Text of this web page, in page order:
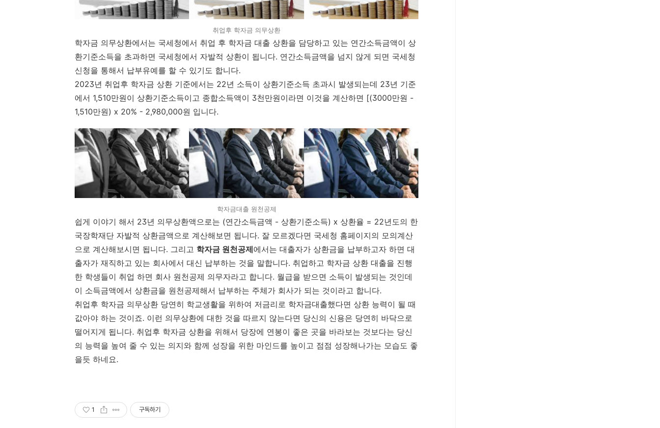
취업후 학자금 의무상환
학자금 의무상환에서는 국세청에서 취업 후 학자금 대출 상환을 담당하고 있는 연간소득금액이 상
환기준소득을 초과하면 국세청에서 자발적 상환이 됩니다. 연간소득금액을 넘지 않게 되면 국세청
신청을 통해서 납부유예를 할 수 있기도 합니다.
2023년 취업후 학자금 상환 기준에서는 22년 소득이 상환기준소득 초과시 발생되는데 23년 기준
에서 1,510만원이 상환기준소득이고 종합소득액이 3천만원이라면 이것을 계산하면 [(3000만원 -
1,510만원) x 20% - 2,980,000원 입니다.
학자금대출 원천공제
쉽게 이야기 해서 23년 의무상환액으로는 (연간소득금액 - 상환기준소득) x 상환율 = 22년도의 한
국장학재단 자발적 상환금액으로 계산해보면 됩니다. 잘 모르겠다면 국세청 홈페이지의 모의계산
으로 계산해보시면 됩니다. 그리고 학자금 원천공제에서는 대출자가 상환금을 납부하고자 하면 대
출자가 재직하고 있는 회사에서 대신 납부하는 것을 말합니다. 취업하고 학자금 상환 대출을 진행
한 학생들이 취업 하면 회사 원천공제 의무자라고 합니다. 월급을 받으면 소득이 발생되는 것인데
이 소득금액에서 상환금을 원천공제해서 납부하는 주체가 회사가 되는 것이라고 합니다.
취업후 학자금 의무상환 당연히 학교생활을 위하여 저금리로 학자금대출했다면 상환 능력이 될 때
값아야 하는 것이죠. 이런 의무상환에 대한 것을 따르지 않는다면 당신의 신용은 당연히 바닥으로
떨어지게 됩니다. 취업후 학자금 상환을 위해서 당장에 연봉이 좋은 곳을 바라보는 것보다는 당신
의 능력을 높여 줄 수 있는 의지와 함께 성장을 위한 마인드를 높이고 점점 성장해나가는 모습도 좋
을듯 하네요.
1 구독하기